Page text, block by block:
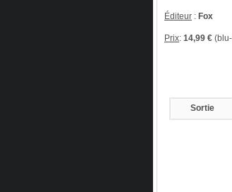
Éditeur : Fox
Prix: 14,99 €
Sortie